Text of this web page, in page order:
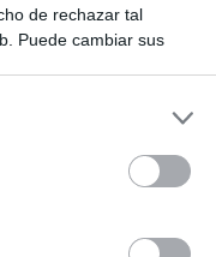
de rechazar tal
Puede cambiar sus